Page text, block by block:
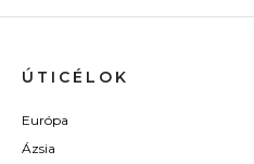
ÚTICÉLOK
Európa
Ázsia